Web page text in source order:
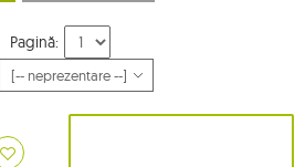
Pagină: